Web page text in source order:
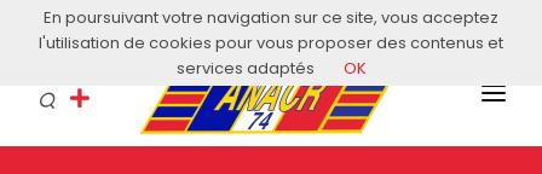
Courriel: contact@anacr74.fr
L’ANACR
En poursuivant votre navigation sur ce site, vous acceptez
l'utilisation de cookies pour vous proposer des contenus et
services adaptés
OK